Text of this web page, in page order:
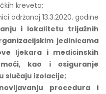
kreveta;
održanoj 13.3.2020. godine
i lokalitetu trijažnih
jedinicama
ljekara i medicinskih
kao i osiguranje
slučaju izolacije;
procedura i